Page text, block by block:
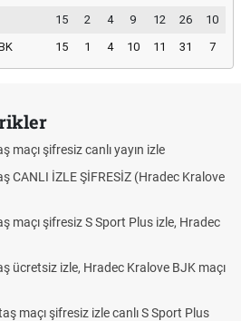
15 2 4 9 12 26
10
15 1 4 10 11 31 7
maçı şifresiz canlı yayın izle
CANLI İZLE ŞİFRESİZ (Hradec Kralove
maçı şifresiz S Sport Plus izle, Hradec
ücretsiz izle, Hradec Kralove BJK maçı
maçı şifresiz izle canlı S Sport Plus